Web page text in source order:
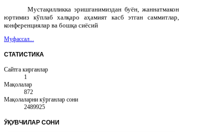
Мустақилликка эришганимиздан буён, жаннатмакон
юртимиз кўплаб халқаро аҳамият касб этган саммитлар,
конференциялар ва бошқа сиёсий
Муфассал...
СТАТИСТИКА
Сайтга кирганлар
1
Мақолалар
872
Мақолаларни кӯрганлар сони
2489925
ӮҚУВЧИЛАР СОНИ